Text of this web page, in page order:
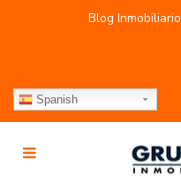
Blog Inmobiliario
Spanish